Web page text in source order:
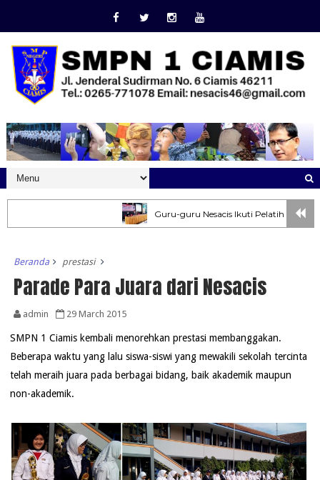
Guru-guru Nesacis Ikuti Pelatihan
Beranda prestasi
Parade Para Juara dari Nesacis
admin 29 March 2015
SMPN 1 Ciamis kembali menorehkan prestasi membanggakan.
Beberapa waktu yang lalu siswa-siswi yang mewakili sekolah tercinta
telah meraih juara pada berbagai bidang, baik akademik maupun
non-akademik.